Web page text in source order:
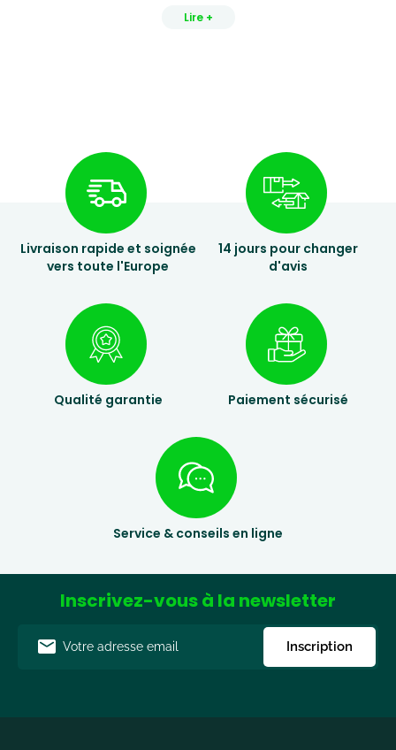
Lire +
Livraison rapide et soignée
vers toute l'Europe
14 jours pour changer
d'avis
Qualité garantie Paiement sécurisé
Service & conseils en ligne
Inscrivez-vous à la newsletter
Inscription